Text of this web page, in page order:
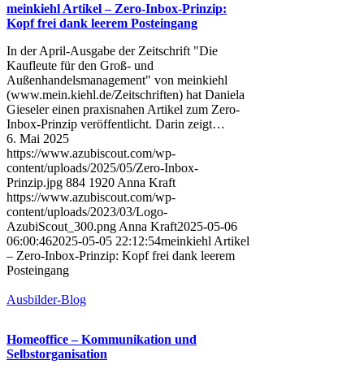
meinkiehl Artikel – Zero-Inbox-Prinzip:
Kopf frei dank leerem Posteingang
In der April-Ausgabe der Zeitschrift "Die
Kaufleute für den Groß- und
Außenhandelsmanagement" von meinkiehl
(www.mein.kiehl.de/Zeitschriften) hat Daniela
Gieseler einen praxisnahen Artikel zum Zero-
Inbox-Prinzip veröffentlicht. Darin zeigt…
6. Mai 2025
https://www.azubiscout.com/wp-
content/uploads/2025/05/Zero-Inbox-
Prinzip.jpg 884 1920 Anna Kraft
https://www.azubiscout.com/wp-
content/uploads/2023/03/Logo-
AzubiScout_300.png Anna Kraft2025-05-06
06:00:462025-05-05 22:12:54meinkiehl Artikel
– Zero-Inbox-Prinzip: Kopf frei dank leerem
Posteingang
Ausbilder-Blog
Homeoffice – Kommunikation und
Selbstorganisation